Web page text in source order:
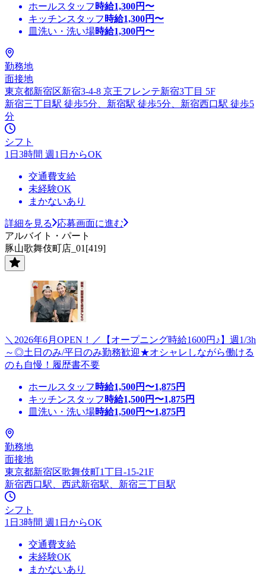
ホールスタッフ 時給1,300円〜
キッチンスタッフ 時給1,300円〜
皿洗い・洗い場時給1,300円〜
勤務地
面接地
東京都新宿区新宿3-4-8 京王フレンテ新宿3丁目 5F
新宿三丁目駅 徒歩5分、新宿駅 徒歩5分、新宿西口駅 徒歩5
分
シフト
1日3時間 週1日からOK
交通費支給
未経験OK
まかないあり
詳細を見る
応募画面に進む
アルバイト・パート
豚山歌舞伎町店_01[419]
＼2026年6月OPEN！／【オープニング時給1600円♪】週1/3h
～◎土日のみ/平日のみ勤務歓迎★オシャレしながら働ける
のも自慢！履歴書不要
ホールスタッフ 時給1,500円〜1,875円
キッチンスタッフ 時給1,500円〜1,875円
皿洗い・洗い場時給1,500円〜1,875円
勤務地
面接地
東京都新宿区歌舞伎町1丁目-15-21F
新宿西口駅、西武新宿駅、新宿三丁目駅
シフト
1日3時間 週1日からOK
交通費支給
未経験OK
まかないあり